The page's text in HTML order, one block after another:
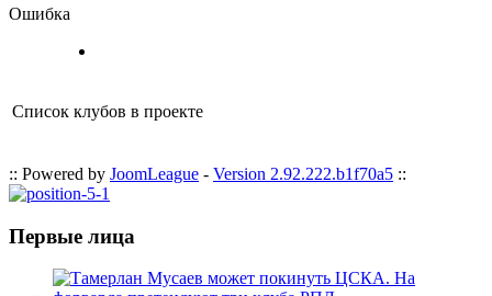
Ошибка
Список клубов в проекте
:: Powered by JoomLeague - Version 2.92.222.b1f70a5 ::
Первые лица